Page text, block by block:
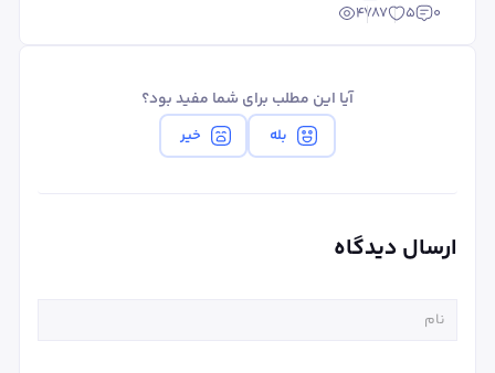
0
5
4787
آیا این مطلب برای شما مفید بود؟
بله خیر
ارسال دیدگاه